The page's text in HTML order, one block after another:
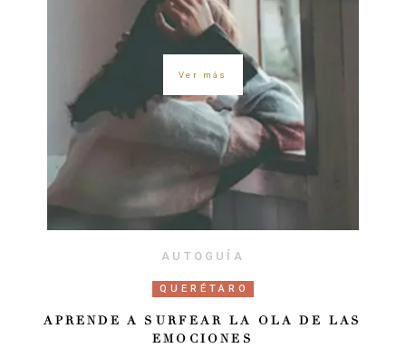
Ver más
AUTOGUÍA
QUERÉTARO
APRENDE A SURFEAR LA OLA DE LAS
EMOCIONES